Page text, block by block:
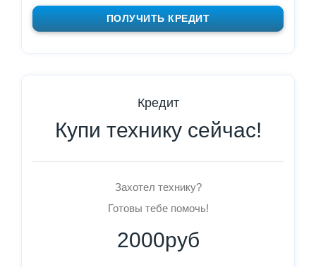
ПОЛУЧИТЬ КРЕДИТ
Кредит
Купи технику сейчас!
Захотел технику?
Готовы тебе помочь!
2000руб